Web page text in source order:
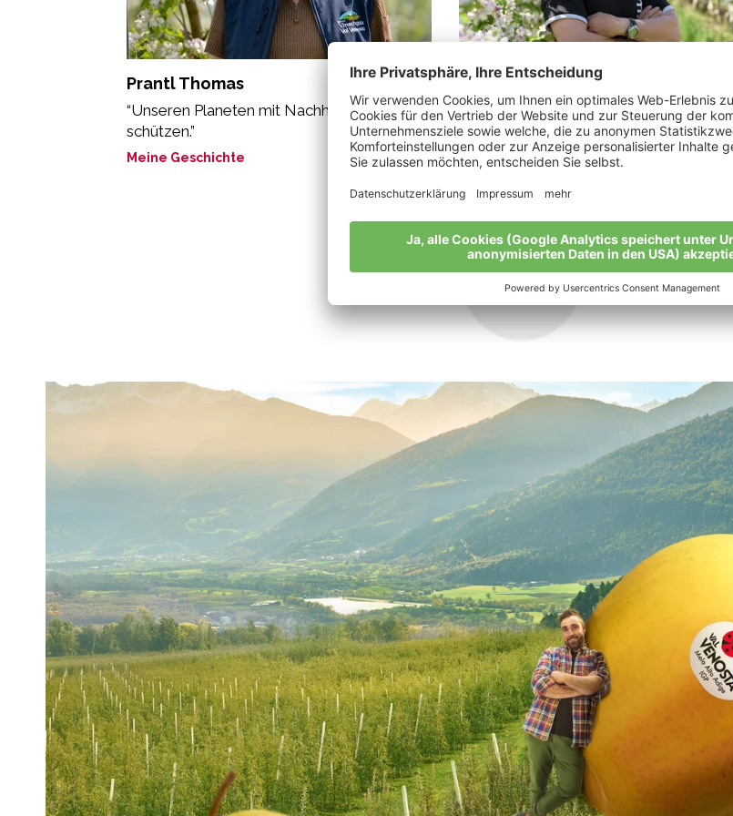
Prantl Thomas
“Unseren Planeten mit Nachhaltigkeit
schützen.”
Meine Geschichte
Weiss Josef
„Bio-Äpfel sind das beste Produkt der
Natur.“
Meine Geschichte
Alle Bio-Bauern im Überblick